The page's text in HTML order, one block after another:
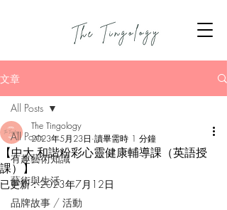
文章
All Posts
有趣藝術知識
藝術與生活
品牌故事 / 活動
All Posts
【中大 和諧粉彩心靈健康輔導課（英語授
課）】
The Tingology
2023年5月23日 讀畢需時 1 分鐘
已更新：2023年7月12日